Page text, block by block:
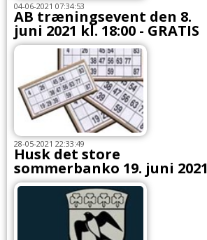
04-06-2021 07:34:53
AB træningsevent den 8.
juni 2021 kl. 18:00 - GRATIS
28-05-2021 22:33:49
Husk det store
sommerbanko 19. juni 2021